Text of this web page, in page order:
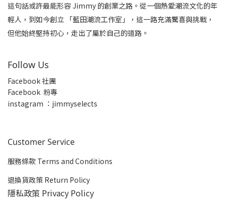
這句話或許最能形容 Jimmy 的創業之路。從一個熱愛潮流文化的年
輕人，到如今創立 「藍田潮流工作室」，這一路充滿驚喜與挑戰，
但他始終堅持初心，走出了屬於自己的道路。
Follow Us
Facebook 社團
Facebook 粉專
instagram ：jimmyselects
Customer Service
服務條款 Terms and Conditions
退換貨政策 Return Policy
隱私政策 Privacy Policy